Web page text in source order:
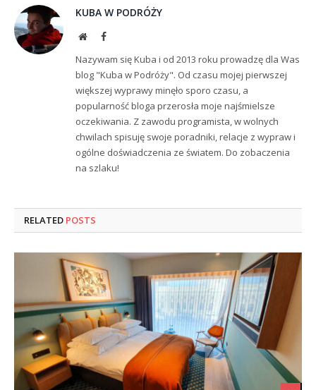
KUBA W PODRÓŻY
WebsiteFacebook
Nazywam się Kuba i od 2013 roku prowadzę dla Was
blog "Kuba w Podróży". Od czasu mojej pierwszej
większej wyprawy minęło sporo czasu, a
popularność bloga przerosła moje najśmielsze
oczekiwania. Z zawodu programista, w wolnych
chwilach spisuję swoje poradniki, relacje z wypraw i
ogólne doświadczenia ze światem. Do zobaczenia
na szlaku!
RELATED POSTS